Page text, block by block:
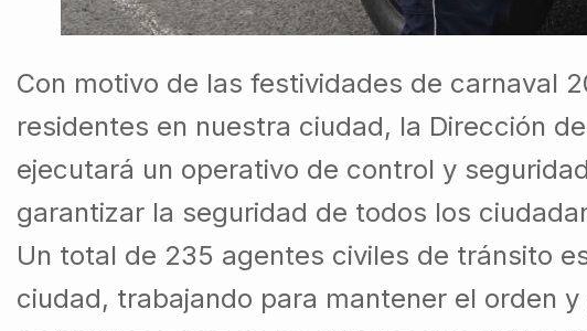
Con motivo de las festividades de carnaval
residentes en nuestra ciudad, la Dirección
ejecutará un operativo de control y
garantizar la seguridad de todos los
Un total de 235 agentes civiles de tránsito
ciudad, trabajando para mantener el orden